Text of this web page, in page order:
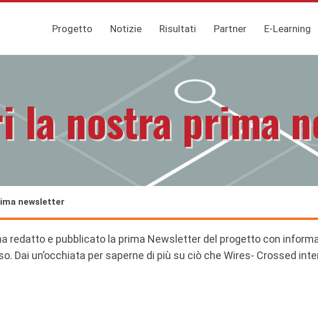
Progetto Notizie Risultati Partner E-Learning
la nostra prima
newsletter
redatto e pubblicato la prima Newsletter del progetto con
Dai un’occhiata per saperne di più su ciò che Wires- Crossed